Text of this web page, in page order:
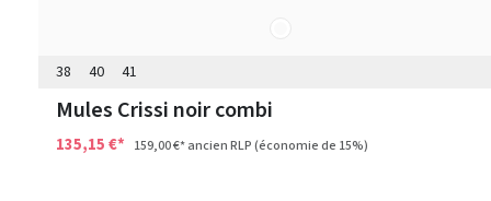
38 40 41
Mules Crissi noir combi
135,15 €* 159,00 €*ancien RLP(économie de 15%)